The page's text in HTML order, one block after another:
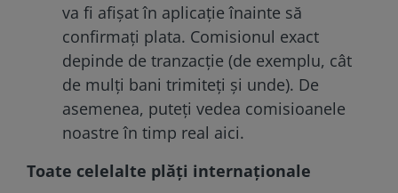
va fi afișat în aplicație înainte să
confirmați plata. Comisionul exact
depinde de tranzacție (de exemplu, cât
de mulți bani trimiteți și unde). De
asemenea, puteți vedea comisioanele
noastre în timp real aici.
Toate celelalte plăți internaționale